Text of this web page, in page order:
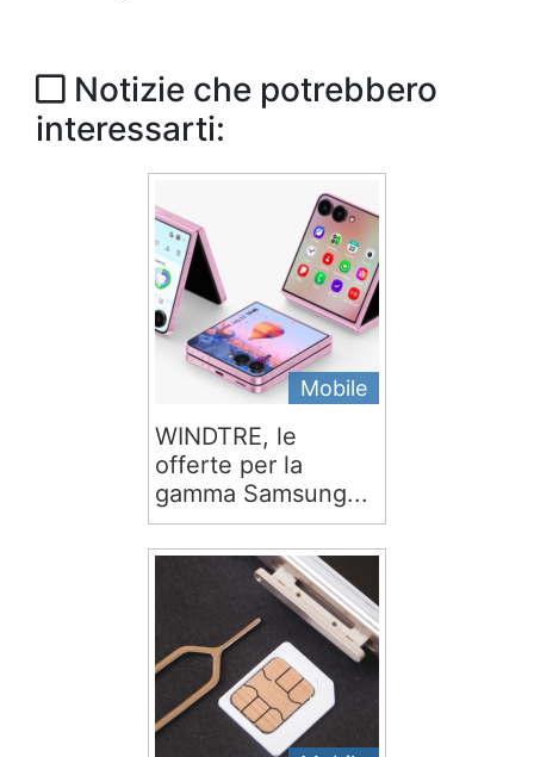
Notizie che potrebbero
interessarti:
Mobile
WINDTRE, le
offerte per la
gamma Samsung...